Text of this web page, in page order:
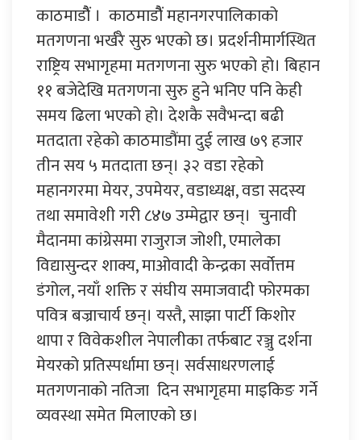
काठमाडौैं । काठमाडौैं महानगरपालिकाको
मतगणना भर्खरै सुरु भएको छ। प्रदर्शनीमार्गस्थित
राष्ट्रिय सभागृहमा मतगणना सुरु भएको हो। बिहान
११ बजेदेखि मतगणना सुरु हुने भनिए पनि केही
समय ढिला भएको हो। देशकै सवैभन्दा बढी
मतदाता रहेको काठमाडौंमा दुई लाख ७९ हजार
तीन सय ५ मतदाता छन्। ३२ वडा रहेको
महानगरमा मेयर, उपमेयर, वडाध्यक्ष, वडा सदस्य
तथा समावेशी गरी ८४७ उम्मेद्वार छन्। चुनावी
मैदानमा कांग्रेसमा राजुराज जोशी, एमालेका
विद्यासुन्दर शाक्य, माओवादी केन्द्रका सर्वोत्तम
डंगोल, नयाँ शक्ति र संघीय समाजवादी फोरमका
पवित्र बज्राचार्य छन्। यस्तै, साझा पार्टी किशोर
थापा र विवेकशील नेपालीका तर्फबाट रञ्जु दर्शना
मेयरको प्रतिस्पर्धामा छन्। सर्वसाधरणलाई
मतगणनाको नतिजा दिन सभागृहमा माइकिङ गर्ने
व्यवस्था समेत मिलाएको छ।